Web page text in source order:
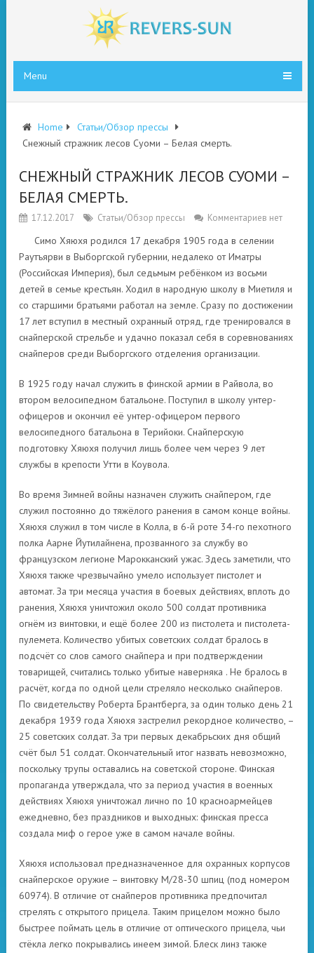
Menu
Home
Статьи/Обзор прессы
Снежный стражник лесов Суоми – Белая смерть.
СНЕЖНЫЙ СТРАЖНИК ЛЕСОВ СУОМИ –
БЕЛАЯ СМЕРТЬ.
17.12.2017 Статьи/Обзор прессы Комментариев нет
Симо Хяюхя родился 17 декабря 1905 года в селении
Раутъярви в Выборгской губернии, недалеко от Иматры
(Российская Империя), был седьмым ребёнком из восьми
детей в семье крестьян. Ходил в народную школу в Миетиля и
со старшими братьями работал на земле. Сразу по достижении
17 лет вступил в местный охранный отряд, где тренировался в
снайперской стрельбе и удачно показал себя в соревнованиях
снайперов среди Выборгского отделения организации.
В 1925 году начал служить в финской армии в Райвола, во
втором велосипедном батальоне. Поступил в школу унтер-
офицеров и окончил её унтер-офицером первого
велосипедного батальона в Терийоки. Снайперскую
подготовку Хяюхя получил лишь более чем через 9 лет
службы в крепости Утти в Коувола.
Во время Зимней войны назначен служить снайпером, где
служил постоянно до тяжёлого ранения в самом конце войны.
Хяюхя служил в том числе в Колла, в 6-й роте 34-го пехотного
полка Аарне Йутилайнена, прозванного за службу во
французском легионе Марокканский ужас. Здесь заметили, что
Хяюхя также чрезвычайно умело использует пистолет и
автомат. За три месяца участия в боевых действиях, вплоть до
ранения, Хяюхя уничтожил около 500 солдат противника
огнём из винтовки, и ещё более 200 из пистолета и пистолета-
пулемета. Количество убитых советских солдат бралось в
подсчёт со слов самого снайпера и при подтверждении
товарищей, считались только убитые наверняка . Не бралось в
расчёт, когда по одной цели стреляло несколько снайперов.
По свидетельству Роберта Брантберга, за один только день 21
декабря 1939 года Хяюхя застрелил рекордное количество, –
25 советских солдат. За три первых декабрьских дня общий
счёт был 51 солдат. Окончательный итог назвать невозможно,
поскольку трупы оставались на советской стороне. Финская
пропаганда утверждала, что за период участия в военных
действиях Хяюхя уничтожал лично по 10 красноармейцев
ежедневно, без праздников и выходных: финская пресса
создала миф о герое уже в самом начале войны.
Хяюхя использовал предназначенное для охранных корпусов
снайперское оружие – винтовку M/28-30 шпиц (под номером
60974). В отличие от снайперов противника предпочитал
стрелять с открытого прицела. Таким прицелом можно было
быстрее поймать цель в отличие от оптического прицела, чьи
стёкла легко покрывались инеем зимой. Блеск линз также